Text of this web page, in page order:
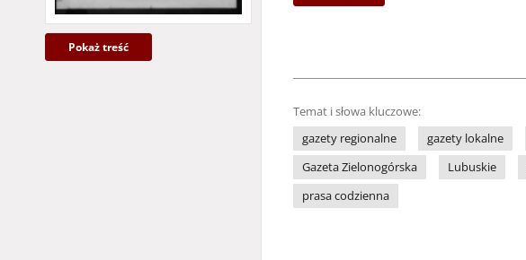
Pokaż treść
Temat i słowa kluczowe:
gazety regionalne
gazety lokalne
Gazeta Zielonogórska
Lubuskie
prasa codzienna